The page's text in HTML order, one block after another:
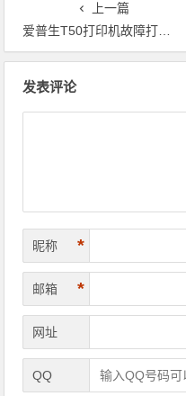
上一篇
爱普生T50打印机故障打印机交替闪废墨清零软件下载教程
发表评论
昵称 *
邮箱 *
网址
QQ